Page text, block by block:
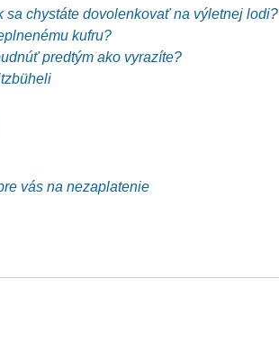
chystáte dovolenkovať na výletnej lodi?
kufru?
predtým ako vyrazíte?
vás na nezaplatenie